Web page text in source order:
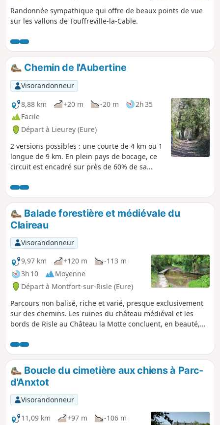
Randonnée sympathique qui offre de beaux points de vue
sur les vallons de Touffreville-la-Cable.
Chemin de l'Aubertine
Visorandonneur
8,88 km
+20 m -20 m
2h 35
Facile
Départ à Lieurey (Eure)
2 versions possibles : une courte de 4 km ou 1
longue de 9 km. En plein pays de bocage, ce
circuit est encadré sur près de 60% de sa
dessinent un paysage de bocage bien
préservé. Facile et sans côte, ce circuit offre
une jolie balade dans une campagne typique
de la Normandie, au milieu des prés et des
champs.
Balade forestière et médiévale du
Claireau
Visorandonneur
9,97 km
+120 m
-113 m
3h 10
Moyenne
Départ à Montfort-sur-Risle (Eure)
Parcours non balisé, riche et varié, presque exclusivement
sur des chemins. Les ruines du château médiéval et les
bords de Risle au Château la Motte concluent, en beauté,
entre la forêt domaniale et le vallon du Claireau, ainsi que
des éléments de patrimoine naturel (arbres remarquables)
et historique (Château la Motte, lavoir du XVIIIe...)
Boucle du cimetière aux chiens à Parc-
d'Anxtot
Visorandonneur
11,09 km
+97 m
-106 m